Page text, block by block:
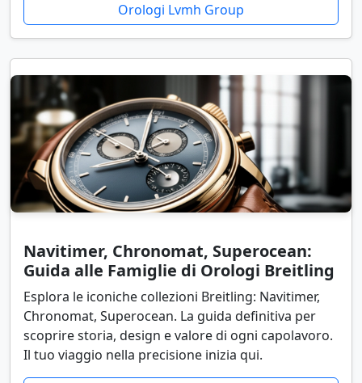
Orologi Lvmh Group
Navitimer, Chronomat, Superocean:
Guida alle Famiglie di Orologi Breitling
Esplora le iconiche collezioni Breitling: Navitimer,
Chronomat, Superocean. La guida definitiva per
scoprire storia, design e valore di ogni capolavoro.
Il tuo viaggio nella precisione inizia qui.